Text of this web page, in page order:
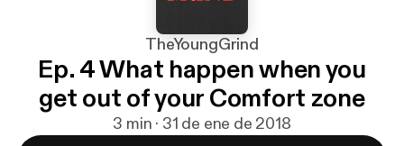
TheYoungGrind
Ep. 4 What happen when you
get out of your Comfort zone
3 min · 31 de ene de 2018